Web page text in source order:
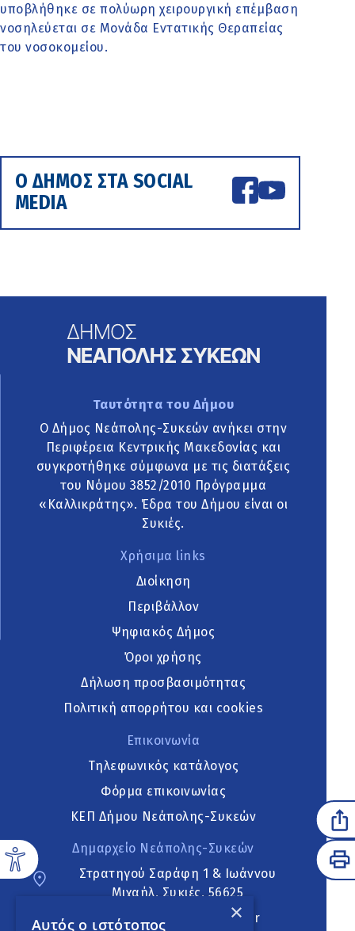
υποβλήθηκε σε πολύωρη χειρουργική επέμβαση
νοσηλεύεται σε Μονάδα Εντατικής Θεραπείας
του νοσοκομείου.
Ο ΔΗΜΟΣ ΣΤΑ SOCIAL
MEDIA
Ταυτότητα του Δήμου
Ο Δήμος Νεάπολης-Συκεών ανήκει στην
Περιφέρεια Κεντρικής Μακεδονίας και
συγκροτήθηκε σύμφωνα με τις διατάξεις
του Νόμου 3852/2010 Πρόγραμμα
«Καλλικράτης». Έδρα του Δήμου είναι οι
Συκιές.
Χρήσιμα links
Διοίκηση
Περιβάλλον
Ψηφιακός Δήμος
Όροι χρήσης
Δήλωση προσβασιμότητας
Πολιτική απορρήτου και cookies
Επικοινωνία
Τηλεφωνικός κατάλογος
Φόρμα επικοινωνίας
ΚΕΠ Δήμου Νεάπολης-Συκεών
Δημαρχείο Νεάπολης-Συκεών
Στρατηγού Σαράφη 1 & Ιωάννου
Μιχαήλ, Συκιές, 56625
neapoli.sykies@ddt.gov.gr
×
Αυτός ο ιστότοπος